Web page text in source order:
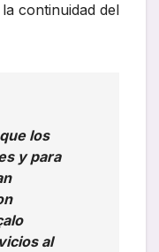
continuidad del
los
y para
al